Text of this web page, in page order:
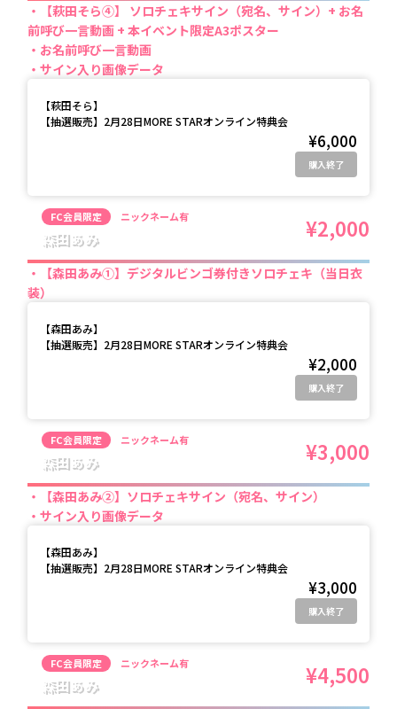
【萩田そら④】 ソロチェキサイン（宛名、サイン）+ お名
前呼び一言動画 + 本イベント限定A3ポスター
お名前呼び一言動画
サイン入り画像データ
【萩田そら】
【抽選販売】2月28日MORE STARオンライン特典会
¥6,000
購入終了
FC会員限定 ニックネーム有
森田あみ ¥2,000
【森田あみ①】デジタルビンゴ券付きソロチェキ（当日衣
装）
【森田あみ】
【抽選販売】2月28日MORE STARオンライン特典会
¥2,000
購入終了
FC会員限定 ニックネーム有
森田あみ ¥3,000
【森田あみ②】ソロチェキサイン（宛名、サイン）
サイン入り画像データ
【森田あみ】
【抽選販売】2月28日MORE STARオンライン特典会
¥3,000
購入終了
FC会員限定 ニックネーム有
森田あみ ¥4,500